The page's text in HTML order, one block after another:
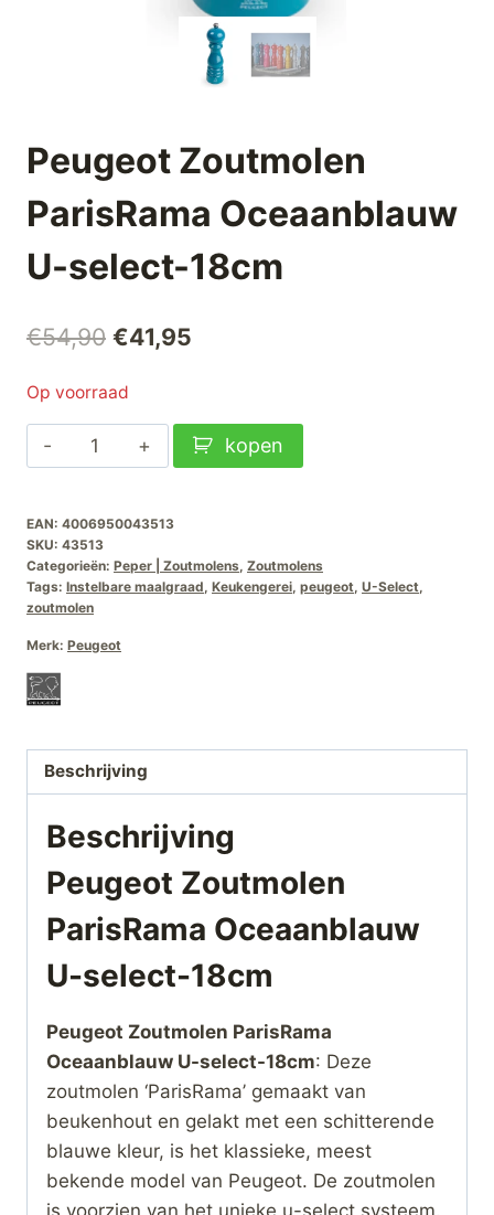
Peugeot Zoutmolen
ParisRama Oceaanblauw
U-select-18cm
€54,90 Oorspronkelijke
€54,90.
€41,95
€41,95.
Op voorraad
Peugeot
Zoutmolen
Oceaanblauw
U-
select-
18cm
aantal
kopen
EAN: 4006950043513
SKU: 43513
Categorieën: Peper | Zoutmolens, Zoutmolens
Tags: Instelbare maalgraad, Keukengerei, peugeot, U-Select,
zoutmolen
Merk: Peugeot
Beschrijving
Beschrijving
Peugeot Zoutmolen
ParisRama Oceaanblauw
U-select-18cm
Peugeot Zoutmolen ParisRama
Oceaanblauw U-select-18cm: Deze
zoutmolen ‘ParisRama’ gemaakt van
beukenhout en gelakt met een schitterende
blauwe kleur, is het klassieke, meest
bekende model van Peugeot. De zoutmolen
is voorzien van het unieke u-select systeem.